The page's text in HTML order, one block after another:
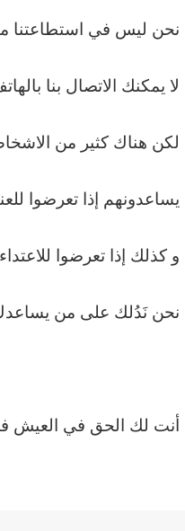
نحن ليس في استطاعتنا
لا يمكنك الاتصال بنا
لكن هناك كثير من
يساعدونهم إذا تعرضوا
و كذلك إذا تعرضوا
نحن نَدُلك على من
أنت لك الحق في العيش